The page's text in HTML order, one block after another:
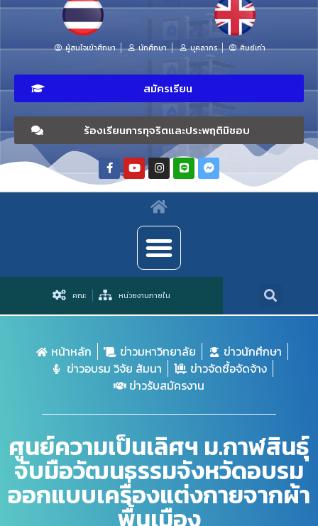
ผู้สนใจเข้าศึกษา นักศึกษา บุคลากร ศิษย์เก่า
สมัครเรียน
ร้องเรียนการทุจริตและประพฤติมิชอบ
คณะ หน่วยงานภายใน
หน้าหลัก ข่าวมหาวิทยาลัย
ข่าวนักศึกษา
ข่าวอบรม วิจัย สัมนา
ข่าวจัดซื้อจัดจ้าง
ข่าวรับสมัครงาน
ศูนย์ความเป็นเลิศฯ ม.กาฬสินธุ์
จับมือวัฒนธรรมจังหวัดอบรม
ออกแบบเครื่องแต่งกายจากผ้า
พื้นเมือง